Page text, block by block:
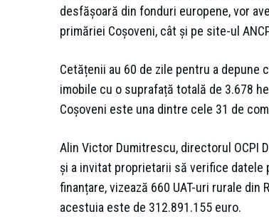
desfășoară din fonduri europene, vor
primăriei Coșoveni, cât și pe site-ul
Cetățenii au 60 de zile pentru a
imobile cu o suprafață totală de 3.678
Coșoveni este una dintre cele 31 de
Alin Victor Dumitrescu, directorul OCPI
și a invitat proprietarii să verifice datele
finanțare, vizează 660 UAT-uri rurale din
acestuia este de 312.891.155 euro.